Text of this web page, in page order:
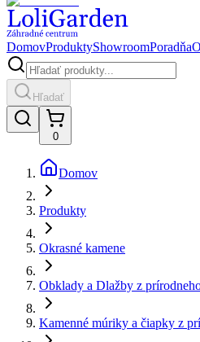
DomovProduktyShowroomPoradňa
Hľadať
0
Domov
Produkty
Okrasné kamene
Obklady a Dlažby z
Kamenné múriky a čiapky z